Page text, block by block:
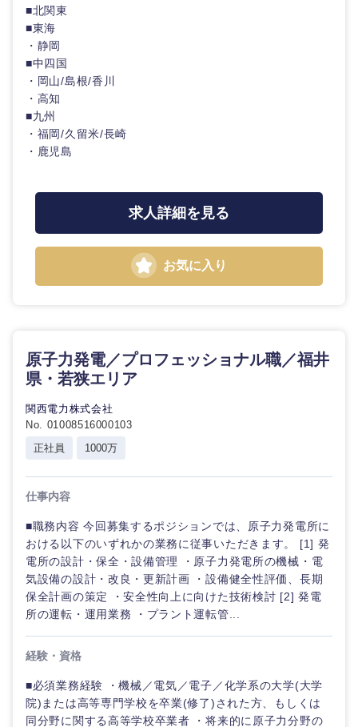
新潟県 富山県
石川県
山梨県
■北関東
■東海
・静岡
■中四国
・岡山/島根/香川
・高知
■九州
・福岡/久留米/長崎
・鹿児島
求人詳細を見る
お気に入り
原子力発電／プロフェッショナル職／福井
県・若狭エリア
関西電力株式会社
No. 01008516000103
正社員
1000万
仕事内容
■職務内容 今回募集するポジションでは、原子力発電所に
おける以下のいずれかの業務に従事いただきます。 [1] 発
電所の設計・保全・設備管理 ・原子力発電所の機械・電
気設備の設計・改良・更新計画 ・設備健全性評価、長期
保全計画の策定 ・安全性向上に向けた技術検討 [2] 発電
所の運転・運用業務 ・プラント運転管...
経験・資格
■必須業務経験 ・機械／電気／電子／化学系の大学(大学
院)または高等専門学校を卒業(修了)された方、もしくは
同分野に関する高等学校卒業者 ・将来的に原子力分野の